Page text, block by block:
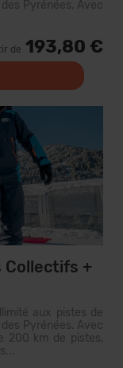
Pyrénées. Avec
de 193,80 €
Collectifs +
aux pistes de
Pyrénées. Avec
200 km de pistes,